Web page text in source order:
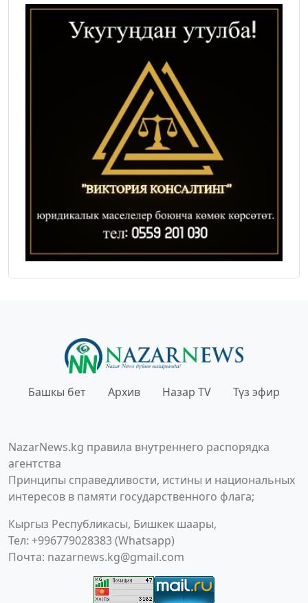
Башкы бет Архив Назар TV Түз эфир
NazarNews.kg правила внутреннего распорядка
агентства
Принципы справедливости, истины и национальных
интересов в памяти государственного флага;
Кыргыз Республикасы, Бишкек шаары,
Тел: +996779028383 (Whatsapp)
Почта: nazarnews.kg@gmail.com